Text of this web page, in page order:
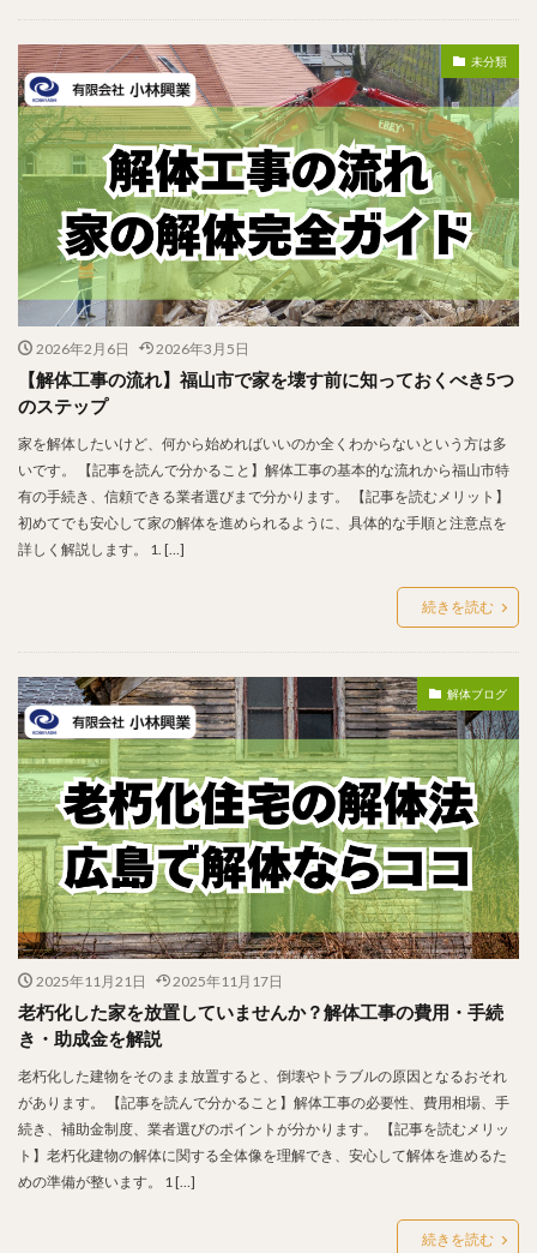
未分類
2026年2月6日 2026年3月5日
【解体工事の流れ】福山市で家を壊す前に知っておくべき5つ
のステップ
家を解体したいけど、何から始めればいいのか全くわからないという方は多
いです。 【記事を読んで分かること】解体工事の基本的な流れから福山市特
有の手続き、信頼できる業者選びまで分かります。 【記事を読むメリット】
初めてでも安心して家の解体を進められるように、具体的な手順と注意点を
詳しく解説します。 1. […]
続きを読む
解体ブログ
2025年11月21日 2025年11月17日
老朽化した家を放置していませんか？解体工事の費用・手続
き・助成金を解説
老朽化した建物をそのまま放置すると、倒壊やトラブルの原因となるおそれ
があります。 【記事を読んで分かること】解体工事の必要性、費用相場、手
続き、補助金制度、業者選びのポイントが分かります。 【記事を読むメリッ
ト】老朽化建物の解体に関する全体像を理解でき、安心して解体を進めるた
めの準備が整います。 1 […]
続きを読む